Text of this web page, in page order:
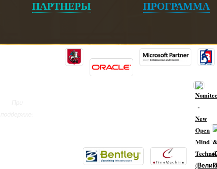
ПАРТНЕРЫ ПРОГРАММА